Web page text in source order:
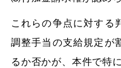
これらの争点に対する
調整手当の支給規定が
るか否かが、本件で特